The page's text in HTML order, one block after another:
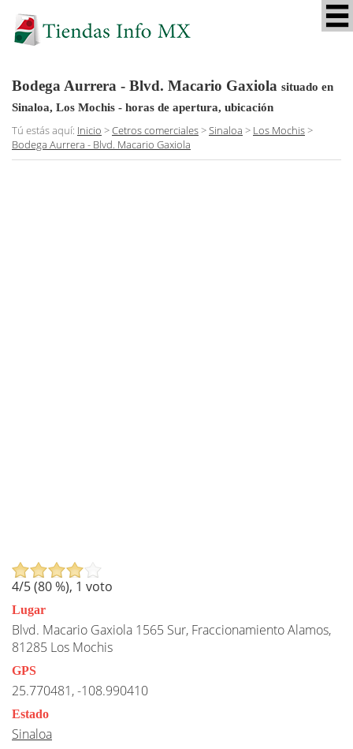
Bodega Aurrera - Blvd. Macario Gaxiola situado en
Sinaloa, Los Mochis - horas de apertura, ubicación
Tú estás aquí: Inicio >Cetros comerciales>Sinaloa > Los Mochis>
Bodega Aurrera - Blvd. Macario Gaxiola
4/5 (80%), 1 voto
Lugar
Blvd. Macario Gaxiola 1565 Sur, Fraccionamiento Alamos,
81285 Los Mochis
GPS
25.770481, -108.990410
Estado
Sinaloa